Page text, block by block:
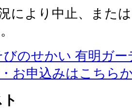
により中止、また
のせかい 有明ガー
お申込みはこちら